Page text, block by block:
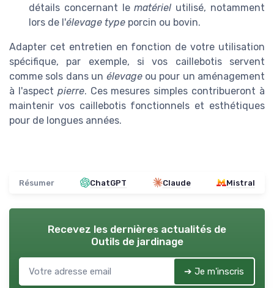
détails concernant lematériel utilisé, notamment
lors de l'élevage type porcin ou bovin.
Adapter cet entretien en fonction de votre utilisation
spécifique, par exemple, si vos caillebotis servent
comme sols dans un élevageou pour un aménagement
à l'aspect pierre. Ces mesures simples contribueront à
maintenir vos caillebotis fonctionnels et esthétiques
pour de longues années.
Résumer ChatGPT Claude Mistral
Recevez les dernières actualités de
Outils de jardinage
➔ Je m'inscris